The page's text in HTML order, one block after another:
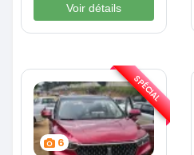
Voir détails
6
SPÉCIAL